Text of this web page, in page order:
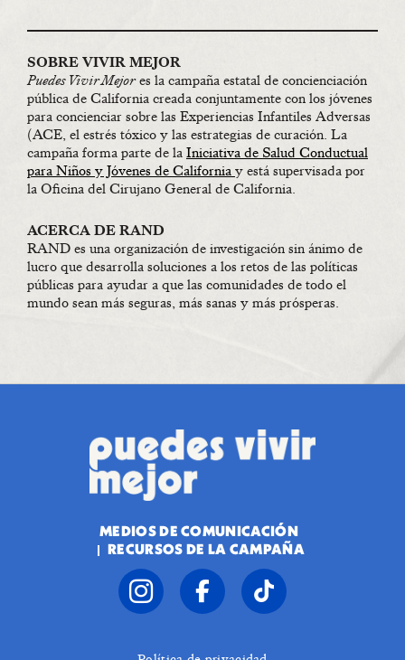
SOBRE VIVIR MEJOR
Puedes Vivir Mejores la campaña estatal de concienciación
pública de California creada conjuntamente con los jóvenes
para concienciar sobre las Experiencias Infantiles Adversas
(ACE, el estrés tóxico y las estrategias de curación. La
campaña forma parte de la Iniciativa de Salud Conductual
para Niños y Jóvenes de California y está supervisada por
la Oficina del Cirujano General de California.
ACERCA DE RAND
RAND es una organización de investigación sin ánimo de
lucro que desarrolla soluciones a los retos de las políticas
públicas para ayudar a que las comunidades de todo el
mundo sean más seguras, más sanas y más prósperas.
MEDIOS DE COMUNICACIÓN
RECURSOS DE LA CAMPAÑA